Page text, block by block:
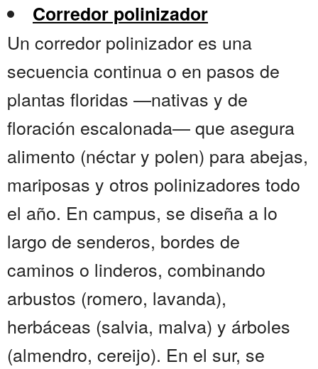
Corredor polinizador
Un corredor polinizador es una
secuencia continua o en pasos de
plantas floridas —nativas y de
floración escalonada— que asegura
alimento (néctar y polen) para abejas,
mariposas y otros polinizadores todo
el año. En campus, se diseña a lo
largo de senderos, bordes de
caminos o linderos, combinando
arbustos (romero, lavanda),
herbáceas (salvia, malva) y árboles
(almendro, cereijo). En el sur, se